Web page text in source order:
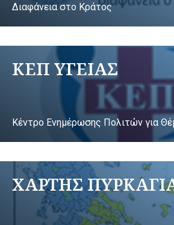
Διαφάνεια στο Κράτος
ΚΕΠ ΥΓΕΙΑΣ
Κέντρο Ενημέρωσης Πολιτών για
ΧΑΡΤΗΣ